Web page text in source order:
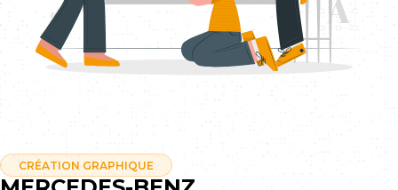
CRÉATION GRAPHIQUE